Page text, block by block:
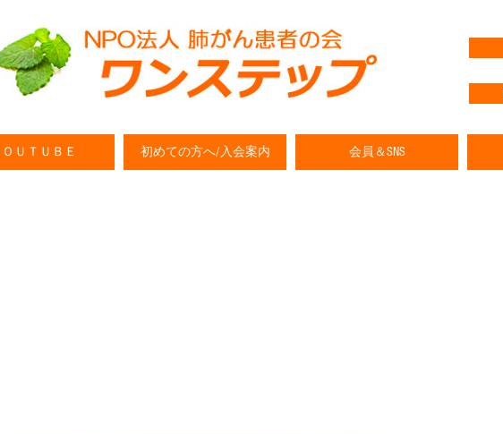
ＯＵＴＵＢＥ 初めての方へ/入会案内 会員＆SNS